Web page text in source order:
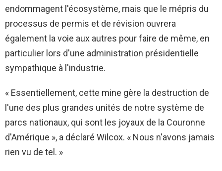
endommagent l'écosystème, mais que le mépris du
processus de permis et de révision ouvrera
également la voie aux autres pour faire de même, en
particulier lors d'une administration présidentielle
sympathique à l'industrie.
« Essentiellement, cette mine gère la destruction de
l'une des plus grandes unités de notre système de
parcs nationaux, qui sont les joyaux de la Couronne
d'Amérique », a déclaré Wilcox. « Nous n'avons jamais
rien vu de tel. »